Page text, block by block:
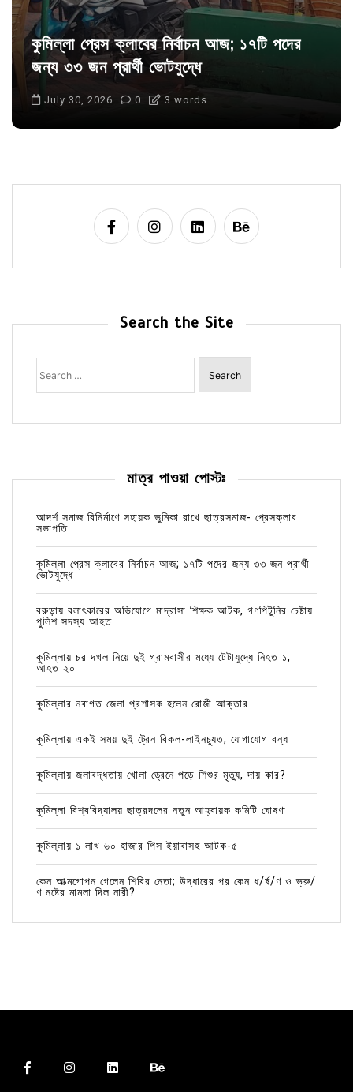
কুমিল্লা প্রেস ক্লাবের নির্বাচন আজ; ১৭টি পদের
জন্য ৩৩ জন প্রার্থী ভোটযুদ্ধে
July 30, 2026 0 3 words
Search the Site
Search
for:
মাত্র পাওয়া পোস্টঃ
আদর্শ সমাজ বিনির্মাণে সহায়ক ভুমিকা রাখে ছাত্রসমাজ- প্রেসক্লাব
সভাপতি
কুমিল্লা প্রেস ক্লাবের নির্বাচন আজ; ১৭টি পদের জন্য ৩৩ জন প্রার্থী
ভোটযুদ্ধে
বরুড়ায় বলাৎকারের অভিযোগে মাদ্রাসা শিক্ষক আটক, গণপিটুনির চেষ্টায়
পুলিশ সদস্য আহত
কুমিল্লায় চর দখল নিয়ে দুই গ্রামবাসীর মধ্যে টেটাযুদ্ধে নিহত ১,
আহত ২০
কুমিল্লার নবাগত জেলা প্রশাসক হলেন রোজী আক্তার
কুমিল্লায় একই সময় দুই ট্রেন বিকল-লাইনচ্যুত; যোগাযোগ বন্ধ
কুমিল্লায় জলাবদ্ধতায় খোলা ড্রেনে পড়ে শিশুর মৃত্যু, দায় কার?
কুমিল্লা বিশ্ববিদ্যালয় ছাত্রদলের নতুন আহ্বায়ক কমিটি ঘোষণা
কুমিল্লায় ১ লাখ ৬০ হাজার পিস ইয়াবাসহ আটক-৫
কেন আত্মগোপন গেলেন শিবির নেতা; উদ্ধারের পর কেন ধ/র্ষ/ণ ও ভ্রু/
ণ নষ্টের মামলা দিল নারী?